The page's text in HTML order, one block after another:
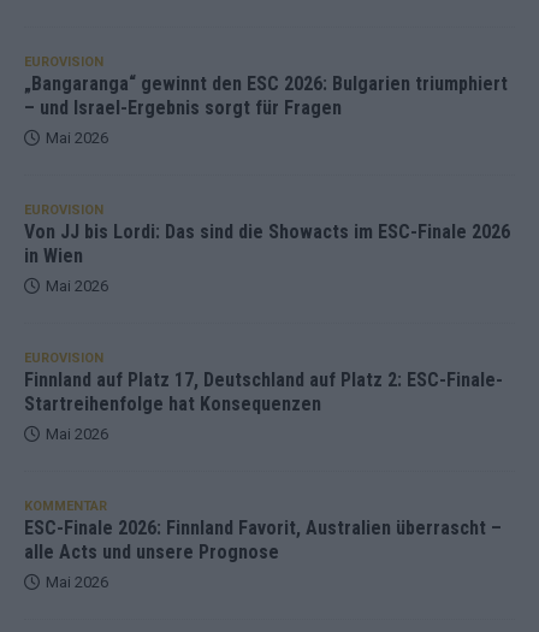
EUROVISION
„Bangaranga“ gewinnt den ESC 2026: Bulgarien triumphiert
– und Israel-Ergebnis sorgt für Fragen
Mai 2026
EUROVISION
Von JJ bis Lordi: Das sind die Showacts im ESC-Finale 2026
in Wien
Mai 2026
EUROVISION
Finnland auf Platz 17, Deutschland auf Platz 2: ESC-Finale-
Startreihenfolge hat Konsequenzen
Mai 2026
KOMMENTAR
ESC-Finale 2026: Finnland Favorit, Australien überrascht –
alle Acts und unsere Prognose
Mai 2026